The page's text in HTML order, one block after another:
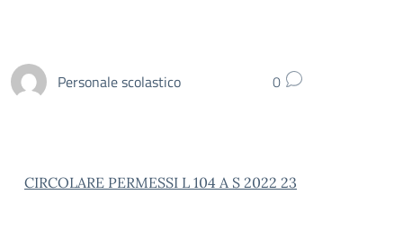
Personale scolastico 0
CIRCOLARE PERMESSI L 104 A S 2022 23